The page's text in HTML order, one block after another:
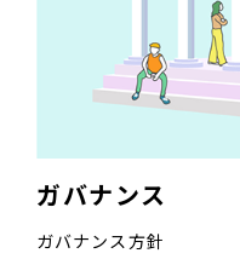
ガバナンス
ガバナンス方針